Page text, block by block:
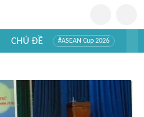
CHỦ ĐỀ #ASEAN Cup 2026